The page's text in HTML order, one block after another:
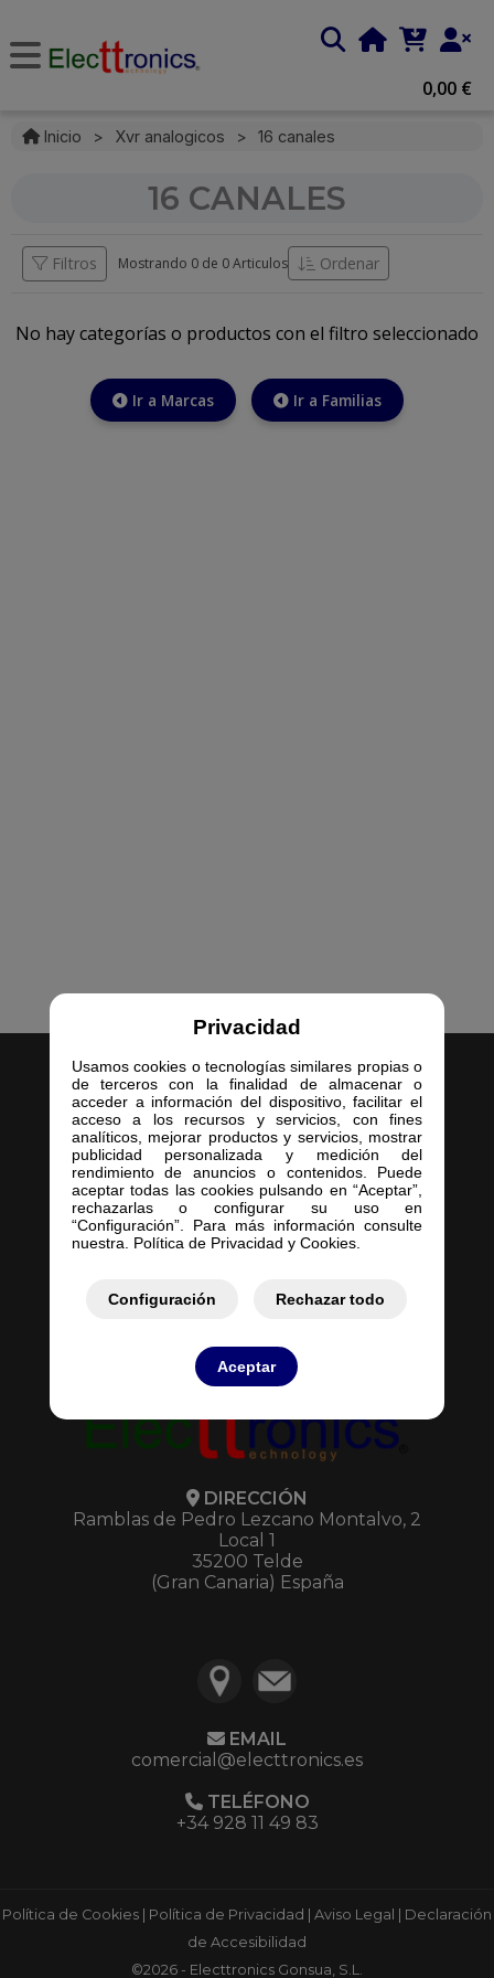
Privacidad
Usamos cookies o tecnologías similares propias o
de terceros con la finalidad de almacenar o
acceder a información del dispositivo, facilitar el
acceso a los recursos y servicios, con fines
analíticos, mejorar productos y servicios, mostrar
publicidad personalizada y medición del
rendimiento de anuncios o contenidos. Puede
aceptar todas las cookies pulsando en “Aceptar”,
rechazarlas o configurar su uso en
“Configuración”. Para más información consulte
nuestra. Política de Privacidad y Cookies.
Configuración Rechazar todo
Aceptar
0,00 €
Inicio > Xvr analogicos > 16 canales
16 CANALES
Filtros Mostrando 0 de 0 Articulos Ordenar
No hay categorías o productos con el filtro seleccionado
Ir a Marcas Ir a Familias
Inicio
Empresa
Servicios
Contacto
Mis Presupuestos
DIRECCIÓN
Ramblas de Pedro Lezcano Montalvo, 2
Local 1
35200 Telde
(Gran Canaria) España
EMAIL
comercial@electtronics.es
TELÉFONO
+34 928 11 49 83
Política de Cookies Política de Privacidad Aviso Legal
Declaración
de Accesibilidad
©2026 - Electtronics Gonsua, S.L.